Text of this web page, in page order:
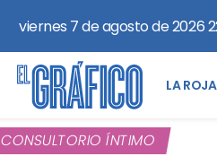
viernes 7 de agosto de 2026
LA ROJA
CONSULTORIO ÍNTIMO